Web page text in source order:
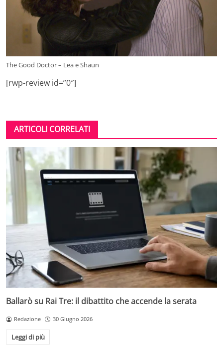
The Good Doctor – Lea e Shaun
[rwp-review id=”0″]
ARTICOLI CORRELATI
Ballarò su Rai Tre: il dibattito che accende la serata
Redazione 30 Giugno 2026
Leggi di più